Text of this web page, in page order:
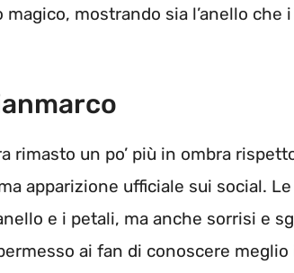
mostrando sia l’anello che
rimasto un po’ più in ombra
apparizione ufficiale sui social.
e i petali, ma anche sorrisi e
ai fan di conoscere